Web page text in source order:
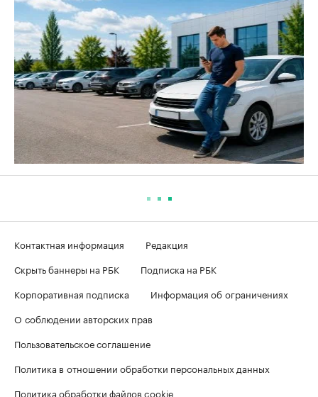
Контактная информация
Редакция
Скрыть баннеры на РБК
Подписка на РБК
Корпоративная подписка
Информация об ограничениях
О соблюдении авторских прав
Пользовательское соглашение
Политика в отношении обработки персональных данных
Политика обработки файлов cookie